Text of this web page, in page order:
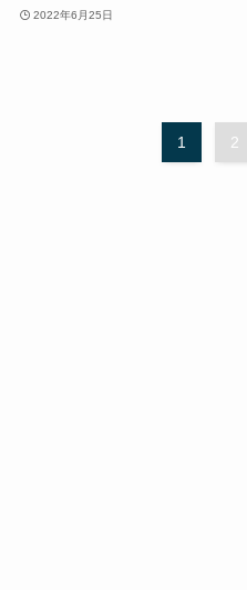
2022年6月25日
1 2